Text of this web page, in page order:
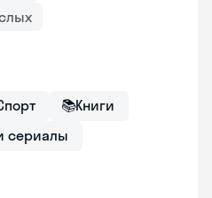
📚Книги
сериалы